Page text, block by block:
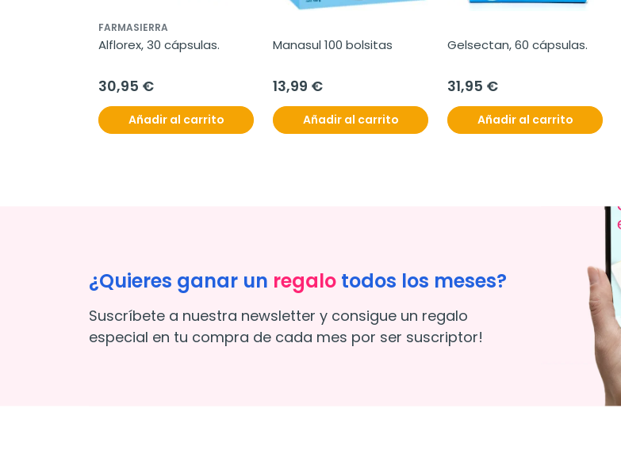
FARMASIERRA
Alflorex, 30 cápsulas.
30,95 €
Añadir al carrito
Manasul 100 bolsitas
13,99 €
Añadir al carrito
Gelsectan, 60 cápsulas.
31,95 €
Añadir al carrito
¿Quieres ganar un regalo todos los meses?
Suscríbete a nuestra newsletter y consigue un regalo
especial en tu compra de cada mes por ser suscriptor!